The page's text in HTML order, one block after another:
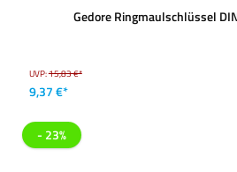
Gedore Ringmaulschlüssel
UVP:15,83 €*
9,37 €*
- 23%